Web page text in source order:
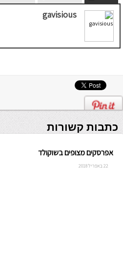
gavisious
כתבות קשורות
אפרסקים מצופים בשוקולד
22 באפריל 2018